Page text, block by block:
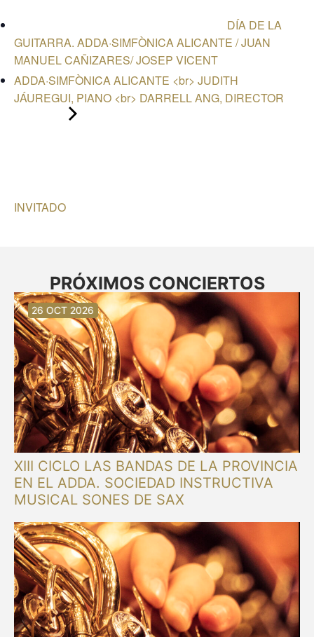
DÍA DE LA
GUITARRA. ADDA·SIMFÒNICA ALICANTE / JUAN
MANUEL CAÑIZARES/ JOSEP VICENT
ADDA·SIMFÒNICA ALICANTE <br> JUDITH
JÁUREGUI, PIANO <br> DARRELL ANG, DIRECTOR
INVITADO
PRÓXIMOS CONCIERTOS
XIII CICLO LAS BANDAS DE LA PROVINCIA
EN EL ADDA. SOCIEDAD INSTRUCTIVA
MUSICAL SONES DE SAX
30 AGO 2026
30 AGO 2026
13 SEP 2026
20 SEP 2026
20 SEP 2026
26 SEP 2026
03 OCT 2026
16 OCT 2026
26 OCT 2026